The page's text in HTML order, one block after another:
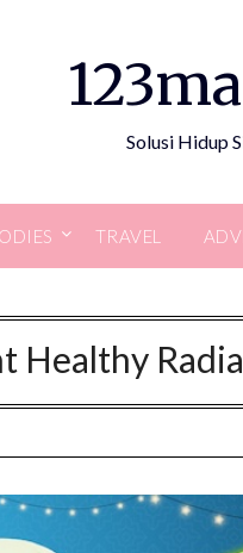
Solusi Hidup
TRAVEL
Healthy